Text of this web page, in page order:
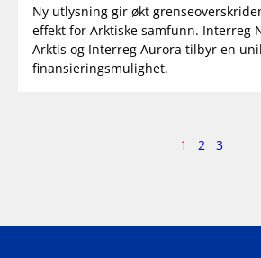
Ny utlysning gir økt
effekt for Arktiske samfunn. Interreg
Arktis og Interreg Aurora tilbyr en
finansieringsmulighet.
1 2 3